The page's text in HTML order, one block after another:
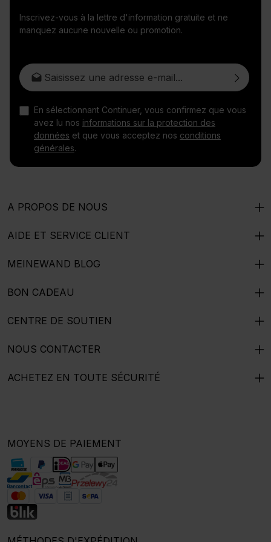
Inscrivez-vous à la lettre d'information gratuite et ne
manquez aucune nouvelle ou promotion.
Adresse e-mail*
En sélectionnant Continuer, vous confirmez que vous
avez lu nos informations sur la protection des
données et que vous acceptez nos conditions
générales.
A PROPOS DE NOUS
AIDE ET SERVICE CLIENT
MEINEWAND BLOG
BON CADEAU
CENTRE DE SOUTIEN
NOUS CONTACTER
ACHETEZ EN TOUTE SÉCURITÉ
MOYENS DE PAIEMENT